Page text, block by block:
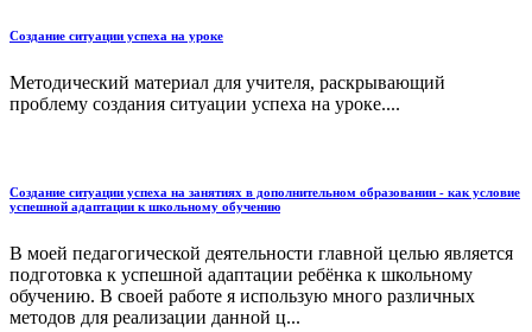
Создание ситуации успеха на уроке
Методический материал для учителя, раскрывающий
проблему создания ситуации успеха на уроке....
Создание ситуации успеха на занятиях в дополнительном образовании - как условие
успешной адаптации к школьному обучению
В моей педагогической деятельности главной целью является
подготовка к успешной адаптации ребёнка к школьному
обучению. В своей работе я использую много различных
методов для реализации данной ц...